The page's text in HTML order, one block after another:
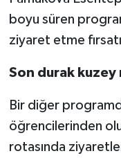
boyu süren
ziyaret etme
Son durak kuzey
Bir diğer
öğrencilerinden
rotasında